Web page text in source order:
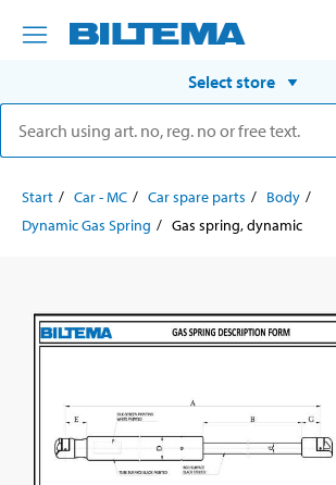
Select store
Start Car - MC Car spare parts
Body
Dynamic Gas Spring
Gas spring, dynamic